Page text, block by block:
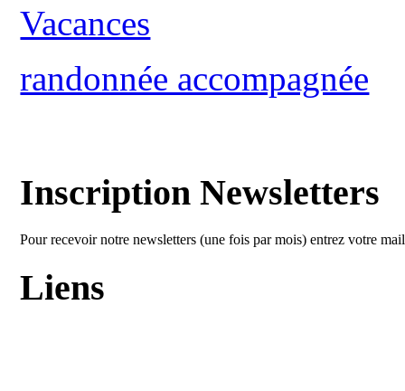
Vacances
randonnée accompagnée
Inscription Newsletters
Pour recevoir notre newsletters (une fois par mois) entrez votre
Liens